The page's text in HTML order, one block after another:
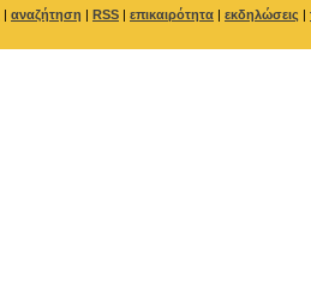
| αναζήτηση | RSS | επικαιρότητα | εκδηλώσεις |